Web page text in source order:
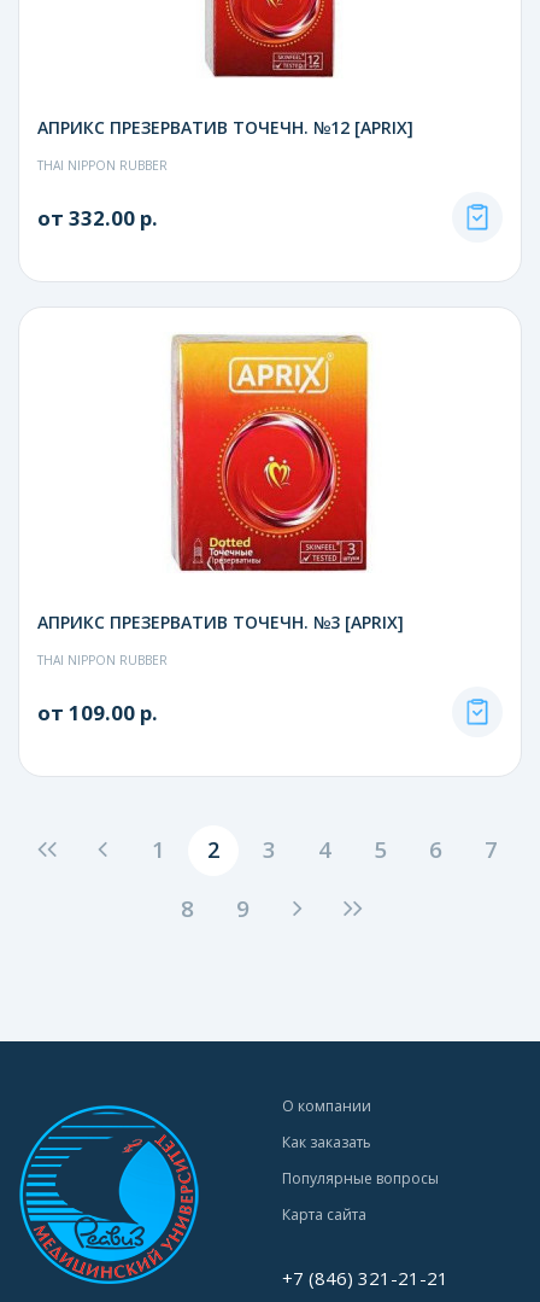
АПРИКС ПРЕЗЕРВАТИВ ТОЧЕЧН. №12 [APRIX]
THAI NIPPON RUBBER
от 332.00 р.
АПРИКС ПРЕЗЕРВАТИВ ТОЧЕЧН. №3 [APRIX]
THAI NIPPON RUBBER
от 109.00 р.
1 2 3 4 5 6
7
8
9
О компании
Как заказать
Популярные вопросы
Карта сайта
+7 (846) 321-21-21